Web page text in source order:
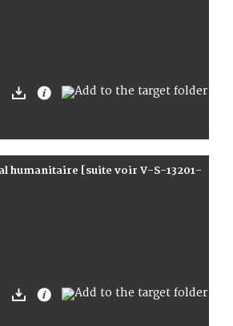
humanitaire [suite voir V-S-13201-